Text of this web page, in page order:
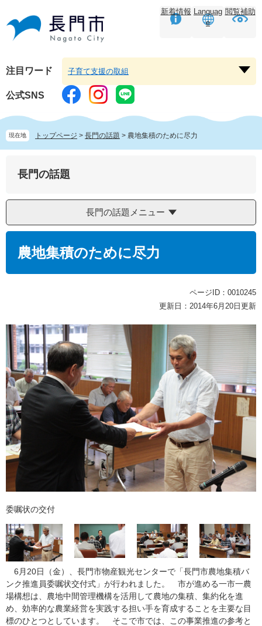
頭
す。
飛
し
本
文
へ
新着情報 Languag
e
閲覧補助
注目ワード
ー
子育て支援の取組
公式SNS
現在地 トップページ > 長門の話題 > 農地集積のために尽力
長門の話題
長門の話題メニュー
農地集積のために尽力
ページID：0010245
更新日：2014年6月20日更新
委嘱状の交付
6月20日（金）、長門市物産観光センターで「長門市農地集積バ
ンク推進員委嘱状交付式」が行われました。 市が進める一市一農
場構想は、農地中間管理機構を活用して農地の集積、集約化を進
め、効率的な農業経営を実践する担い手を育成することを主要な目
標のひとつとしています。 そこで市では、この事業推進の参考と